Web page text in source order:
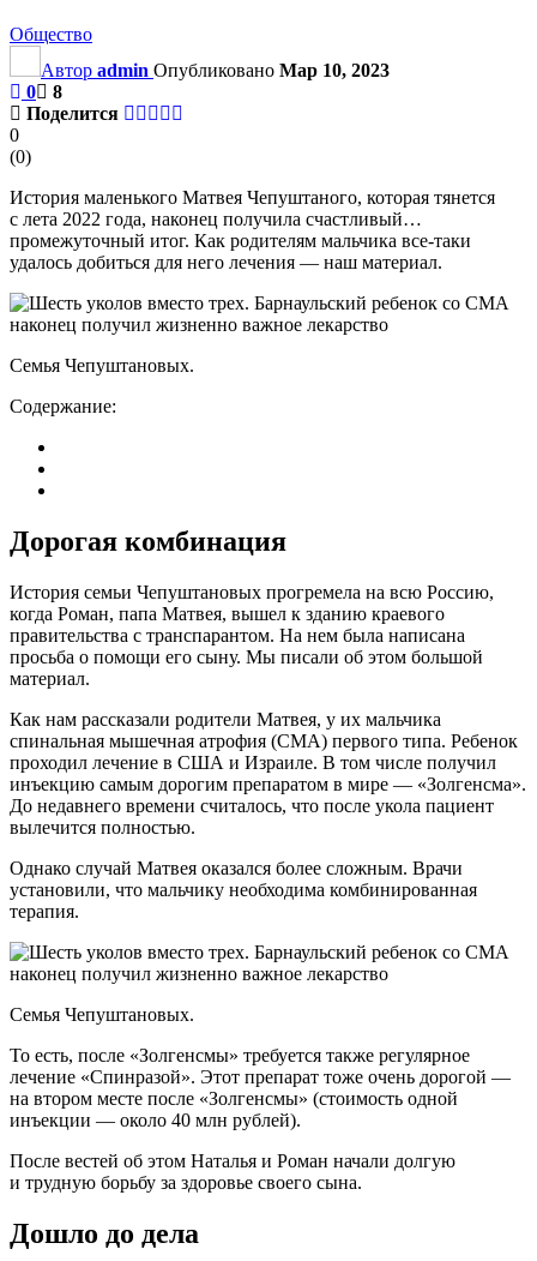
Общество
Автор admin Опубликовано Мар 10, 2023
0
8
Поделится
0
(0)
История маленького Матвея Чепуштаного, которая тянется
с лета 2022 года, наконец получила счастливый…
промежуточный итог. Как родителям мальчика все-таки
удалось добиться для него лечения — наш материал.
Семья Чепуштановых.
Содержание:
Дорогая комбинация
История семьи Чепуштановых прогремела на всю Россию,
когда Роман, папа Матвея, вышел к зданию краевого
правительства с транспарантом. На нем была написана
просьба о помощи его сыну. Мы писали об этом большой
материал.
Как нам рассказали родители Матвея, у их мальчика
спинальная мышечная атрофия (СМА) первого типа. Ребенок
проходил лечение в США и Израиле. В том числе получил
инъекцию самым дорогим препаратом в мире — «Золгенсма».
До недавнего времени считалось, что после укола пациент
вылечится полностью.
Однако случай Матвея оказался более сложным. Врачи
установили, что мальчику необходима комбинированная
терапия.
Семья Чепуштановых.
То есть, после «Золгенсмы» требуется также регулярное
лечение «Спинразой». Этот препарат тоже очень дорогой —
на втором месте после «Золгенсмы» (стоимость одной
инъекции — около 40 млн рублей).
После вестей об этом Наталья и Роман начали долгую
и трудную борьбу за здоровье своего сына.
Дошло до дела